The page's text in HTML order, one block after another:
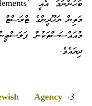
މަތިން ޔަހޫދީންގެ ޓްރަސްޓް
މުއައްސަސާތަކުން
ދިޔައެވެ.